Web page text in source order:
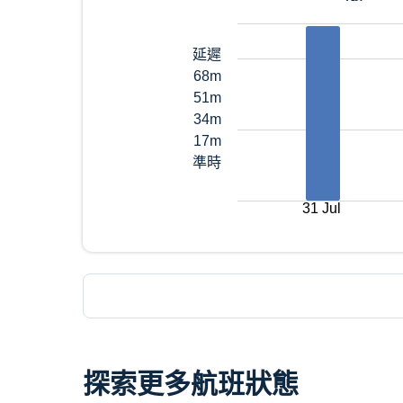
延遲
68m
51m
34m
17m
準時
31 Jul
探索更多航班狀態